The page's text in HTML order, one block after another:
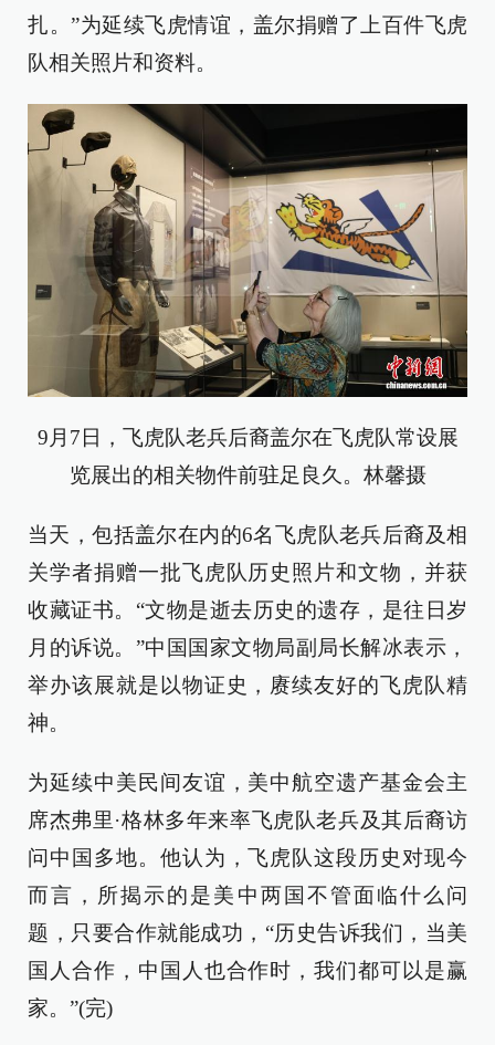
扎。”为延续飞虎情谊，盖尔捐赠了上百件飞虎
队相关照片和资料。
9月7日，飞虎队老兵后裔盖尔在飞虎队常设展
览展出的相关物件前驻足良久。林馨摄
当天，包括盖尔在内的6名飞虎队老兵后裔及相
关学者捐赠一批飞虎队历史照片和文物，并获
收藏证书。“文物是逝去历史的遗存，是往日岁
月的诉说。”中国国家文物局副局长解冰表示，
举办该展就是以物证史，赓续友好的飞虎队精
神。
为延续中美民间友谊，美中航空遗产基金会主
席杰弗里·格林多年来率飞虎队老兵及其后裔访
问中国多地。他认为，飞虎队这段历史对现今
而言，所揭示的是美中两国不管面临什么问
题，只要合作就能成功，“历史告诉我们，当美
国人合作，中国人也合作时，我们都可以是赢
家。”(完)